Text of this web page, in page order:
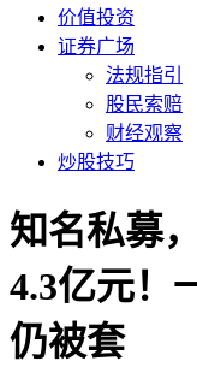
价值投资
证券广场
法规指引
股民索赔
财经观察
炒股技巧
知名私募
4.3亿元！
仍被套